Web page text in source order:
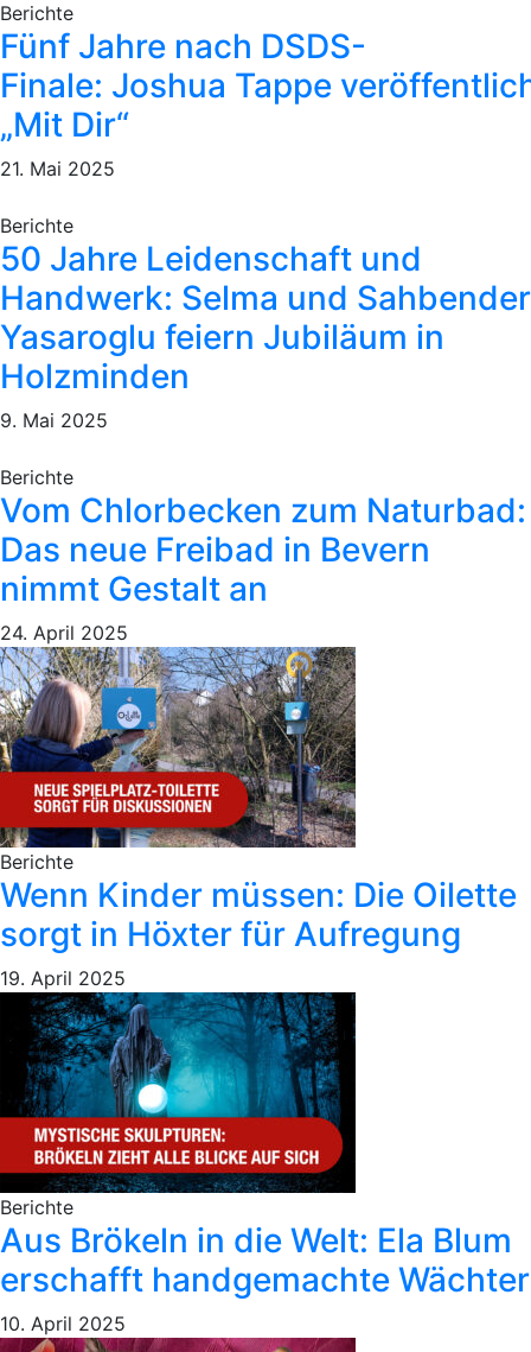
Berichte
Fünf Jahre nach DSDS-
Finale: Joshua Tappe
„Mit Dir“
21. Mai 2025
Berichte
50 Jahre Leidenschaft und
Handwerk: Selma und Sahbender
Yasaroglu feiern Jubiläum in
Holzminden
9. Mai 2025
Berichte
Vom Chlorbecken zum Naturbad:
Das neue Freibad in Bevern
nimmt Gestalt an
24. April 2025
Berichte
Wenn Kinder müssen: Die Oilette
sorgt in Höxter für Aufregung
19. April 2025
Berichte
Aus Brökeln in die Welt: Ela Blum
erschafft handgemachte Wächter
10. April 2025